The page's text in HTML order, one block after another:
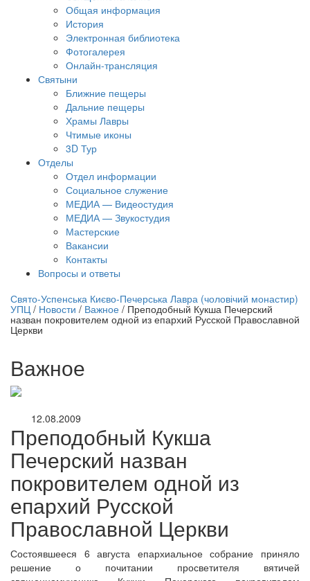
Общая информация
История
Электронная библиотека
Фотогалерея
Онлайн-трансляция
Святыни
Ближние пещеры
Дальние пещеры
Храмы Лавры
Чтимые иконы
3D Тур
Отделы
Отдел информации
Социальное служение
МЕДИА — Видеостудия
МЕДИА — Звукостудия
Мастерские
Вакансии
Контакты
Вопросы и ответы
трансляция | 12 сентября
трансляции
Свято-Успенська Києво-Печерська Лавра (чоловічий монастир)
УПЦ / Новости / Важное / Преподобный Кукша Печерский
назван покровителем одной из епархий Русской Православной
Церкви
Важное
12.08.2009
Преподобный Кукша
Печерский назван
покровителем одной из
епархий Русской
Православной Церкви
Состоявшееся 6 августа епархиальное собрание приняло
решение о почитании просветителя вятичей